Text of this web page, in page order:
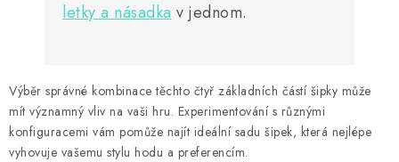
letky a násadka v jednom.
Výběr správné kombinace těchto čtyř základních částí šipky může
mít významný vliv na vaši hru. Experimentování s různými
konfiguracemi vám pomůže najít ideální sadu šipek, která nejlépe
vyhovuje vašemu stylu hodu a preferencím.